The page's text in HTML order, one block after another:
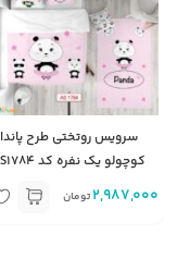
سرویس روتختی طرح پاندا
کوچولو یک نفره کد AS1784
2,987,000 تومان